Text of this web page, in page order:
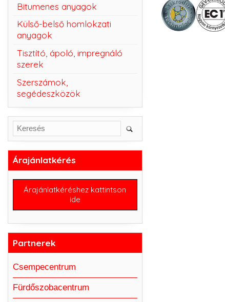
Bitumenes anyagok
Külső-belső homlokzati
anyagok
Tisztító, ápoló, impregnáló
szerek
Szerszámok,
segédeszközök
Árajánlatkérés
Árajánlatkéréshez kattintson
ide
Partnerek
Csempecentrum
Fürdőszobacentrum